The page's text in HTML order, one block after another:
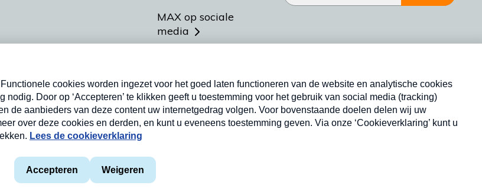
MAX op sociale
media
Meldpunt Actueel
Heel Holland Bakt
Privacyverklaring
Cookieverklaring
Nieuwsbrief
Neem hier een gratis abonnement op onze